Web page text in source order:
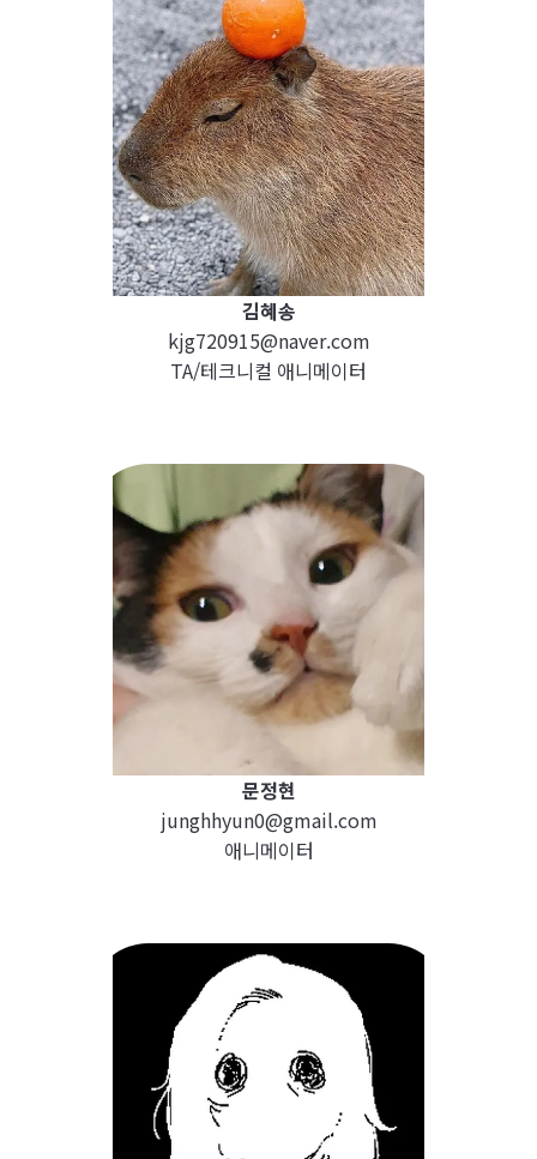
김혜송
kjg720915@naver.com
TA/테크니컬 애니메이터
문정현
junghhyun0@gmail.com
애니메이터